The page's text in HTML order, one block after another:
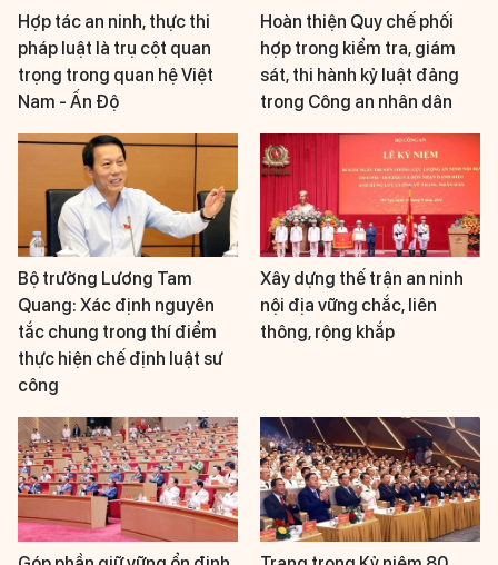
Hợp tác an ninh, thực thi
pháp luật là trụ cột quan
trọng trong quan hệ Việt
Nam - Ấn Độ
Hoàn thiện Quy chế phối
hợp trong kiểm tra, giám
sát, thi hành kỷ luật đảng
trong Công an nhân dân
Bộ trưởng Lương Tam
Quang: Xác định nguyên
tắc chung trong thí điểm
thực hiện chế định luật sư
công
Xây dựng thế trận an ninh
nội địa vững chắc, liên
thông, rộng khắp